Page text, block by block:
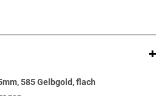
585 Gelbgold, flach